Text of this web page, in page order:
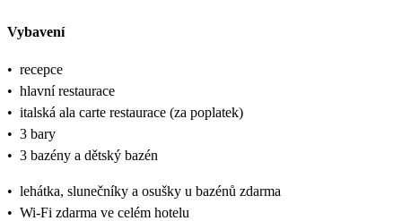
Vybavení
• recepce
• hlavní restaurace
• italská ala carte restaurace (za poplatek)
• 3 bary
• 3 bazény a dětský bazén
• lehátka, slunečníky a osušky u bazénů zdarma
• Wi-Fi zdarma ve celém hotelu